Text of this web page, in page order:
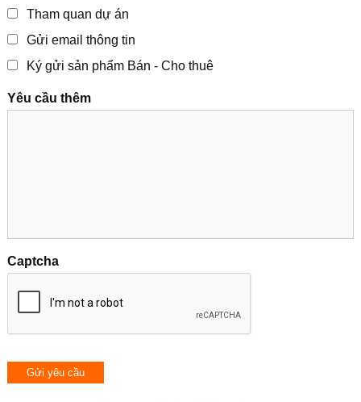
Tham quan dự án
Gửi email thông tin
Ký gửi sản phẩm Bán - Cho thuê
Yêu cầu thêm
Captcha